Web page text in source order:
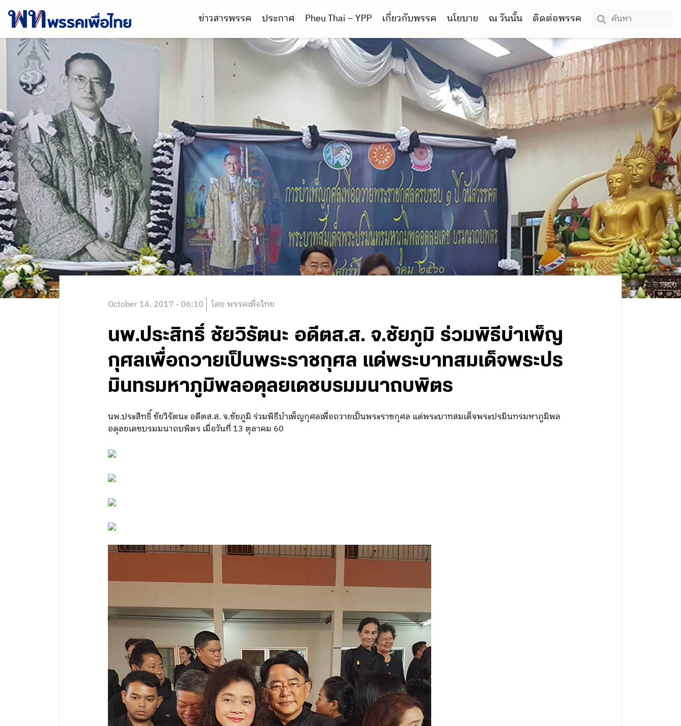
ข่าวสารพรรค ประกาศ Pheu Thai – YPP เกี่ยวกับพรรค นโยบาย ณ วันนั้น ติดต่อพรรค
October 14, 2017 - 06:10 โดย พรรคเพื่อไทย
นพ.ประสิทธิ์ ชัยวิรัตนะ อดีตส.ส. จ.ชัยภูมิ ร่วมพิธีบำเพ็ญ
กุศลเพื่อถวายเป็นพระราชกุศล แด่พระบาทสมเด็จพระปร
มินทรมหาภูมิพลอดุลยเดชบรมมนาถบพิตร
นพ.ประสิทธิ์ ชัยวิรัตนะ อดีตส.ส. จ.ชัยภูมิ ร่วมพิธีบำเพ็ญกุศลเพื่อถวายเป็นพระราชกุศล แด่พระบาทสมเด็จพระปรมินทรมหาภูมิพล
อดุลยเดชบรมมนาถบพิตร เมื่อวันที่ 13 ตุลาคม 60